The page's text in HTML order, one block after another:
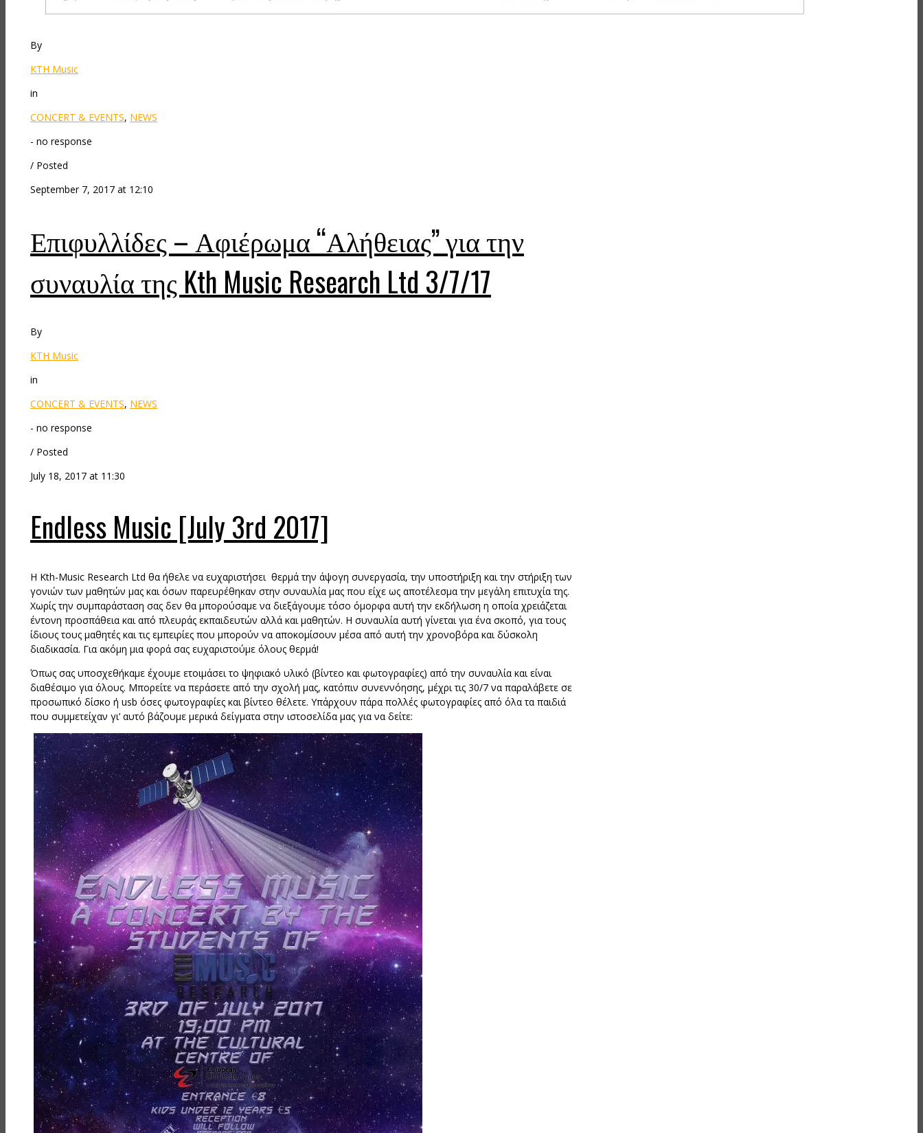
By
KTH Music
in
CONCERT & EVENTS, NEWS
- no response
/ Posted
September 7, 2017 at 12:10
Επιφυλλίδες – Αφιέρωμα “Αλήθειας” για την
συναυλία της Kth Music Research Ltd 3/7/17
By
KTH Music
in
CONCERT & EVENTS, NEWS
- no response
/ Posted
July 18, 2017 at 11:30
Endless Music [July 3rd 2017]
Η Kth-Music Research Ltd θα ήθελε να ευχαριστήσει θερμά την άψογη συνεργασία, την υποστήριξη και την στήριξη των
γονιών των μαθητών μας και όσων παρευρέθηκαν στην συναυλία μας που είχε ως αποτέλεσμα την μεγάλη επιτυχία της.
Χωρίς την συμπαράσταση σας δεν θα μπορούσαμε να διεξάγουμε τόσο όμορφα αυτή την εκδήλωση η οποία χρειάζεται
έντονη προσπάθεια και από πλευράς εκπαιδευτών αλλά και μαθητών. Η συναυλία αυτή γίνεται για ένα σκοπό, για τους
ίδιους τους μαθητές και τις εμπειρίες που μπορούν να αποκομίσουν μέσα από αυτή την χρονοβόρα και δύσκολη
διαδικασία. Για ακόμη μια φορά σας ευχαριστούμε όλους θερμά!
Όπως σας υποσχεθήκαμε έχουμε ετοιμάσει το ψηφιακό υλικό (βίντεο και φωτογραφίες) από την συναυλία και είναι
διαθέσιμο για όλους. Μπορείτε να περάσετε από την σχολή μας, κατόπιν συνεννόησης, μέχρι τις 30/7 να παραλάβετε σε
προσωπικό δίσκο ή usb όσες φωτογραφίες και βίντεο θέλετε. Υπάρχουν πάρα πολλές φωτογραφίες από όλα τα παιδιά
που συμμετείχαν γι’ αυτό βάζουμε μερικά δείγματα στην ιστοσελίδα μας για να δείτε: